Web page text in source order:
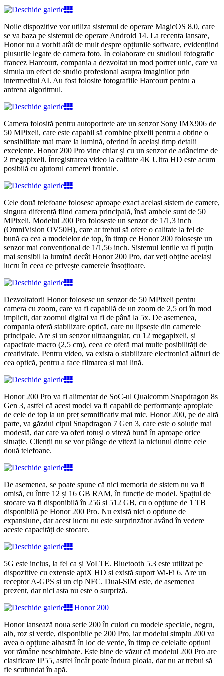
Noile dispozitive vor utiliza sistemul de operare MagicOS 8.0, care
se va baza pe sistemul de operare Android 14. La recenta lansare,
Honor nu a vorbit atât de mult despre opțiunile software, evidențiind
plusurile legate de camera foto. În colaborare cu studioul fotografic
francez Harcourt, compania a dezvoltat un mod portret unic, care va
simula un efect de studio profesional asupra imaginilor prin
intermediul AI. Au fost folosite fotografiile Harcourt pentru a
antrena algoritmul.
Camera folosită pentru autoportrete are un senzor Sony IMX906 de
50 MPixeli, care este capabil să combine pixelii pentru a obține o
sensibilitate mai mare la lumină, oferind în același timp detalii
excelente. Honor 200 Pro vine chiar și cu un senzor de adâncime de
2 megapixeli. Înregistrarea video la calitate 4K Ultra HD este acum
posibilă cu ajutorul camerei frontale.
Cele două telefoane folosesc aproape exact același sistem de camere,
singura diferență fiind camera principală, însă ambele sunt de 50
MPixeli. Modelul 200 Pro folosește un senzor de 1/1,3 inch
(OmniVision OV50H), care ar trebui să ofere o calitate la fel de
bună ca cea a modelelor de top, în timp ce Honor 200 folosește un
senzor mai convențional de 1/1,56 inch. Sistemul lentile va fi puțin
mai sensibil la lumină decât Honor 200 Pro, dar veți obține același
lucru în ceea ce privește camerele însoțitoare.
Dezvoltatorii Honor folosesc un senzor de 50 MPixeli pentru
camera cu zoom, care va fi capabilă de un zoom de 2,5 ori în mod
implicit, dar zoomul digital va fi de până la 5x. De asemenea,
compania oferă stabilizare optică, care nu lipsește din camerele
principale. Are și un senzor ultraangular, cu 12 megapixeli, și
capacitate macro (2,5 cm), ceea ce oferă mai multe posibilități de
creativitate. Pentru video, va exista o stabilizare electronică alături de
cea optică, pentru a face filmarea și mai lină.
Honor 200 Pro va fi alimentat de SoC-ul Qualcomm Snapdragon 8s
Gen 3, astfel că acest model va fi capabil de performanțe apropiate
de cele de top la un preț semnificativ mai mic. Honor 200, pe de altă
parte, va găzdui cipul Snapdragon 7 Gen 3, care este o soluție mai
modestă, dar care va oferi totuși o viteză bună în aproape orice
situație. Clienții nu se vor plânge de viteză la niciunul dintre cele
două telefoane.
De asemenea, se poate spune că nici memoria de sistem nu va fi
omisă, cu între 12 și 16 GB RAM, în funcție de model. Spațiul de
stocare va fi disponibilă în 256 și 512 GB, cu o opțiune de 1 TB
disponibilă pe Honor 200 Pro. Nu există nici o opțiune de
expansiune, dar acest lucru nu este surprinzător având în vedere
aceste capacități de stocare.
5G este inclus, la fel ca și VoLTE. Bluetooth 5.3 este utilizat pe
dispozitive cu extensie aptX HD și există suport Wi-Fi 6. Are un
receptor A-GPS și un cip NFC. Dual-SIM este, de asemenea
prezent, dar nici asta nu este o surpriză.
Honor 200
Honor lansează noua serie 200 în culori cu modele speciale, negru,
alb, roz și verde, disponibile pe 200 Pro, iar modelul simplu 200 va
avea o opțiune albastră în loc de verde, în timp ce celelalte opțiuni
vor rămâne neschimbate. Este bine de văzut că modelul 200 Pro are
clasificare IP55, astfel încât poate îndura ploaia, dar nu ar trebui să
fie scufundat în apă.